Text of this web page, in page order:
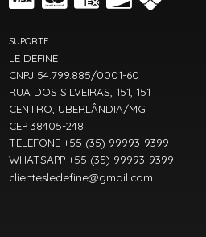
SUPORTE
LE DEFINE
CNPJ 54.799.885/0001-60
RUA DOS SILVEIRAS, 151, 151
CENTRO, UBERLÂNDIA/MG
CEP 38405-248
TELEFONE +55 (35) 99993-9399
WHATSAPP +55 (35) 99993-9399
clientesledefine@gmail.com